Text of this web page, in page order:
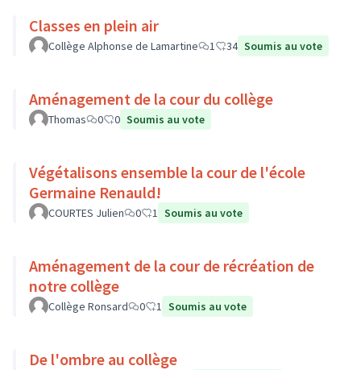
Classes en plein air
Collège Alphonse de Lamartine 1 34 Soumis au vote
Aménagement de la cour du collège
Thomas 0 0 Soumis au vote
Végétalisons ensemble la cour de l'école
Germaine Renauld!
COURTES Julien 0 1 Soumis au vote
Aménagement de la cour de récréation de
notre collège
Collège Ronsard 0 1 Soumis au vote
De l'ombre au collège